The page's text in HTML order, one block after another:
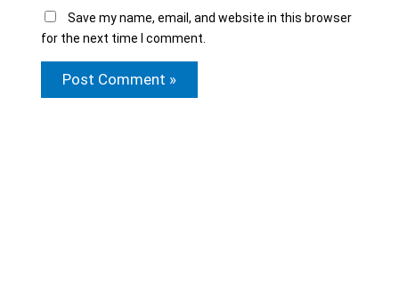
Save my name, email, and website in this browser
for the next time I comment.